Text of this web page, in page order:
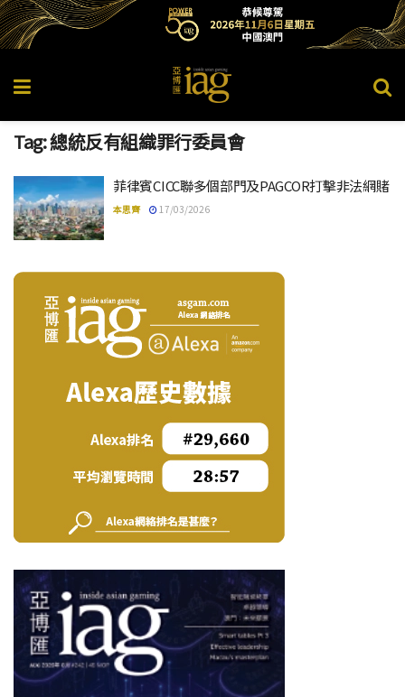
Tag:總統反有組織罪行委員會
菲律賓CICC聯多個部門及PAGCOR打擊非法網賭
本思齊 17/03/2026